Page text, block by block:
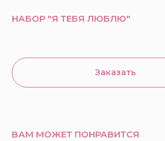
НАБОР "Я ТЕБЯ ЛЮБЛЮ"
Заказать
ВАМ МОЖЕТ ПОНРАВИТСЯ